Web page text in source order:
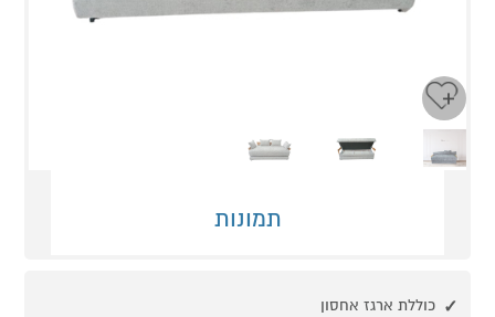
תמונות
כוללת ארגז אחסון